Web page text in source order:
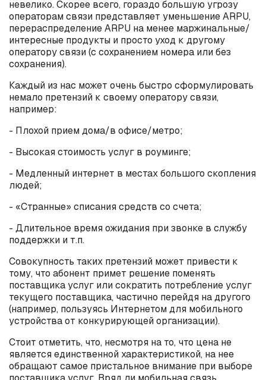
невелико. Скорее всего, гораздо большую угрозу
операторам связи представляет уменьшение ARPU,
перераспределение ARPU на менее маржинальные/
интересные продукты и просто уход к другому
оператору связи (с сохранением номера или без
сохранения).
Каждый из нас может очень быстро сформулировать
немало претензий к своему оператору связи,
например:
- Плохой прием дома/в офисе/метро;
- Высокая стоимость услуг в роуминге;
- Медленный интернет в местах большого скопления
людей;
- «Странные» списания средств со счета;
- Длительное время ожидания при звонке в службу
поддержки и т.п.
Совокупность таких претензий может привести к
тому, что абонент примет решение поменять
поставщика услуг или сократить потребление услуг
текущего поставщика, частично перейдя на другого
(например, пользуясь Интернетом для мобильного
устройства от конкурирующей организации).
Стоит отметить, что, несмотря на то, что цена не
является единственной характеристикой, на нее
обращают самое пристальное внимание при выборе